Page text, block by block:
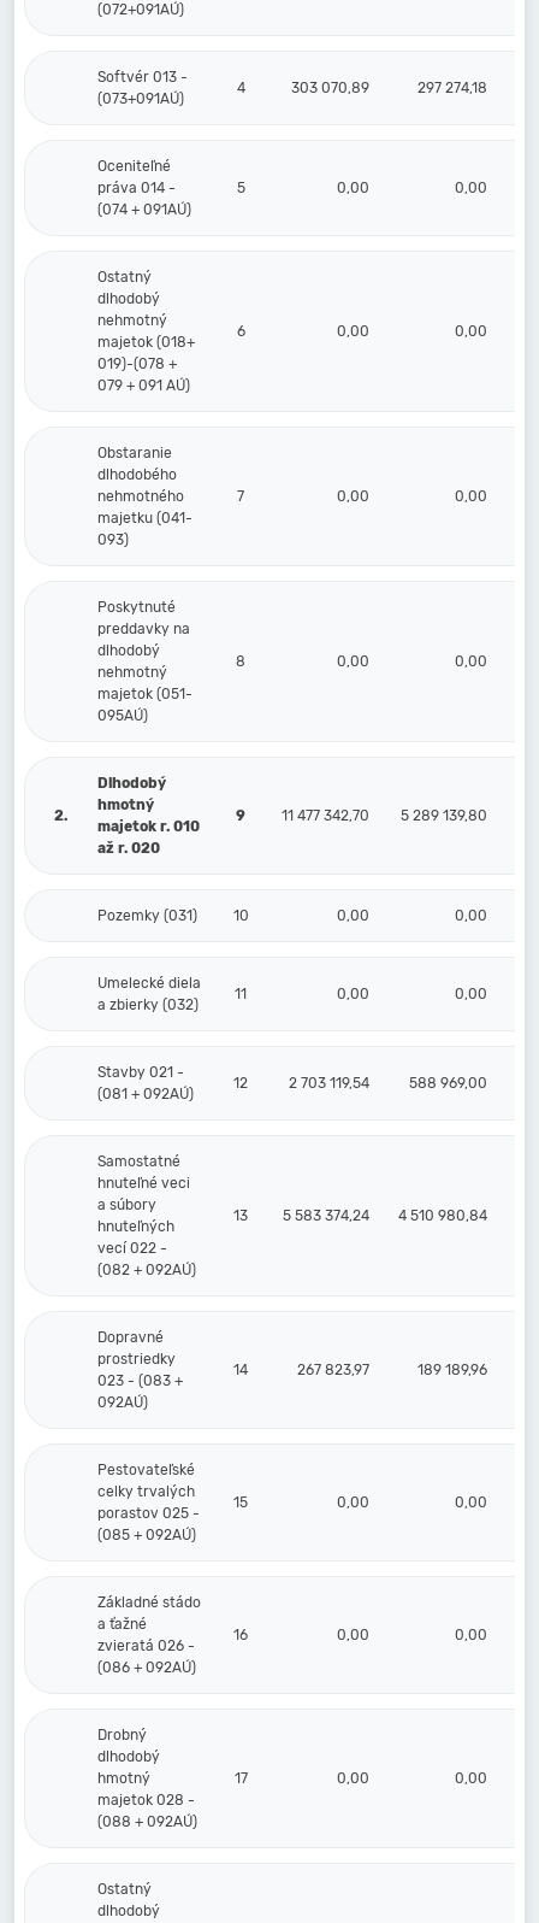
(072+091AÚ)
Softvér 013 -
(073+091AÚ)
4 303 070,89 297 274,18
Oceniteľné
práva 014 -
(074 + 091AÚ)
5 0,00 0,00
Ostatný
dlhodobý
nehmotný
majetok (018+
019)-(078 +
079 + 091 AÚ)
6 0,00 0,00
Obstaranie
dlhodobého
nehmotného
majetku (041-
093)
7 0,00 0,00
Poskytnuté
preddavky na
dlhodobý
nehmotný
majetok (051-
095AÚ)
8 0,00 0,00
2.
Dlhodobý
hmotný
majetok r. 010
až r. 020
9 11 477 342,70 5 289 139,80
Pozemky (031) 10 0,00 0,00
Umelecké diela
a zbierky (032)
11 0,00 0,00
Stavby 021 -
(081 + 092AÚ)
12 2 703 119,54 588 969,00
Samostatné
hnuteľné veci
a súbory
hnuteľných
vecí 022 -
(082 + 092AÚ)
13 5 583 374,24 4 510 980,84
Dopravné
prostriedky
023 - (083 +
092AÚ)
14 267 823,97 189 189,96
Pestovateľské
celky trvalých
porastov 025 -
(085 + 092AÚ)
15 0,00 0,00
Základné stádo
a ťažné
zvieratá 026 -
(086 + 092AÚ)
16 0,00 0,00
Drobný
dlhodobý
hmotný
majetok 028 -
(088 + 092AÚ)
17 0,00 0,00
Ostatný
dlhodobý